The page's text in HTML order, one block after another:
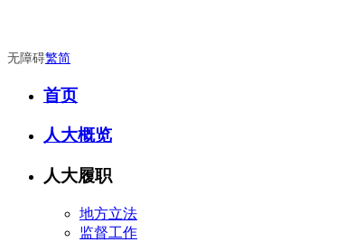
无障碍繁简
首页
人大概览
人大履职
地方立法
监督工作